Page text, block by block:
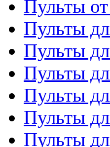
Пульты
Пульты
Пульты
Пульты
Пульты
Пульты
Пульты